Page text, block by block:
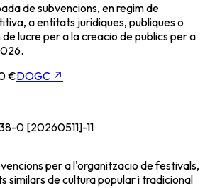
de subvencions, en regim de
a entitats juridiques, publiques o
lucre per a la creacio de publics per a
€DOGC ↗
0 [20260511]-11
per a l'organitzacio de festivals,
similars de cultura popular i tradicional